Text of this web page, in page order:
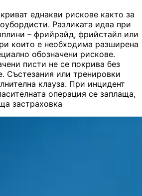
еднакви рискове както за
Разликата идва при
– фрийрайд, фрийстайл или
които е необходима разширена
обозначени рискове.
писти не се покрива без
Състезания или тренировки
клауза. При инцидент
операция се заплаща,
застраховка